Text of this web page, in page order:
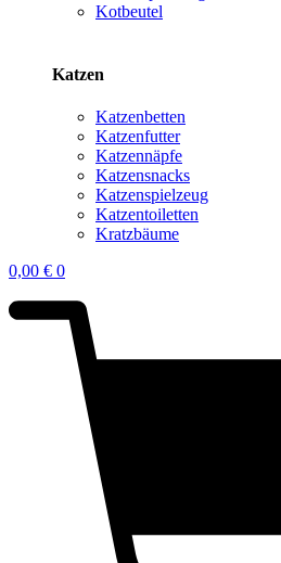
Kotbeutel
Katzen
Katzenbetten
Katzenfutter
Katzennäpfe
Katzensnacks
Katzenspielzeug
Katzentoiletten
Kratzbäume
0,00 € 0